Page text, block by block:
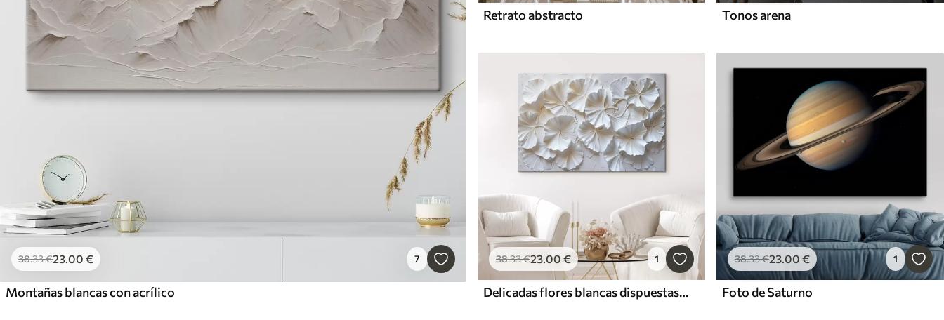
38.33€23.00 € 7
Montañas blancas con acrílico
Retrato abstracto Tonos arena
38.33€23.00 € 1
Delicadas flores blancas dispuestas en un patrón natural y orgánico sobre un fondo claro
38.33€23.00 € 1
Foto de Saturno